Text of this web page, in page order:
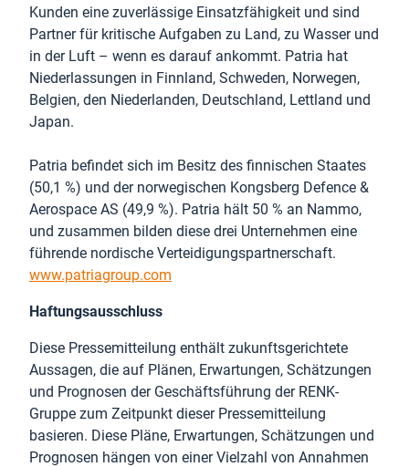
Kunden eine zuverlässige Einsatzfähigkeit und sind
Partner für kritische Aufgaben zu Land, zu Wasser und
in der Luft – wenn es darauf ankommt. Patria hat
Niederlassungen in Finnland, Schweden, Norwegen,
Belgien, den Niederlanden, Deutschland, Lettland und
Japan.
Patria befindet sich im Besitz des finnischen Staates
(50,1 %) und der norwegischen Kongsberg Defence &
Aerospace AS (49,9 %). Patria hält 50 % an Nammo,
und zusammen bilden diese drei Unternehmen eine
führende nordische Verteidigungspartnerschaft.
www.patriagroup.com
Haftungsausschluss
Diese Pressemitteilung enthält zukunftsgerichtete
Aussagen, die auf Plänen, Erwartungen, Schätzungen
und Prognosen der Geschäftsführung der RENK-
Gruppe zum Zeitpunkt dieser Pressemitteilung
basieren. Diese Pläne, Erwartungen, Schätzungen und
Prognosen hängen von einer Vielzahl von Annahmen